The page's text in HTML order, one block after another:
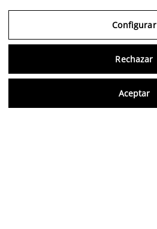
Configurar
Rechazar
Aceptar